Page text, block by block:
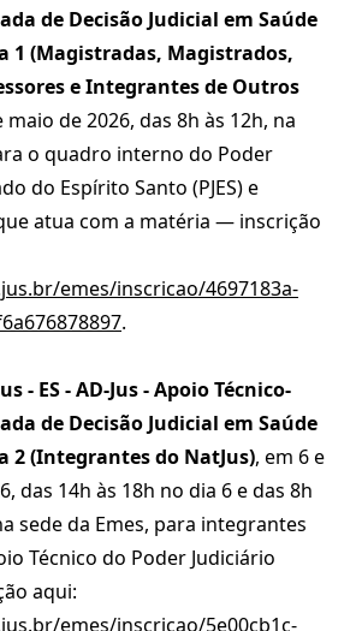
de Decisão Judicial em Saúde
1 (Magistradas, Magistrados,
e Integrantes de Outros
maio de 2026, das 8h às 12h, na
o quadro interno do Poder
do Espírito Santo (PJES) e
atua com a matéria — inscrição
emes/inscricao/4697183a-
.
- ES - AD-Jus - Apoio Técnico-
de Decisão Judicial em Saúde
2 (Integrantes do NatJus), em 6 e
das 14h às 18h no dia 6 e das 8h
sede da Emes, para integrantes
Técnico do Poder Judiciário
aqui:
emes/inscricao/5e00cb1c-